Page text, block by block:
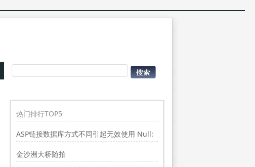
热门排行TOP5
ASP链接数据库方式不同引起无效使用 Null:
Replace”的问题
金沙洲大桥随拍